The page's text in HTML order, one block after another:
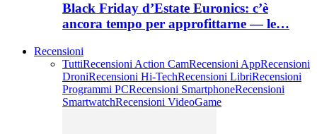
Black Friday d’Estate Euronics: c’è
ancora tempo per approfittarne — le…
Recensioni
TuttiRecensioni Action CamRecensioni AppRecensioni
DroniRecensioni Hi-TechRecensioni LibriRecensioni
Programmi PCRecensioni SmartphoneRecensioni
SmartwatchRecensioni VideoGame